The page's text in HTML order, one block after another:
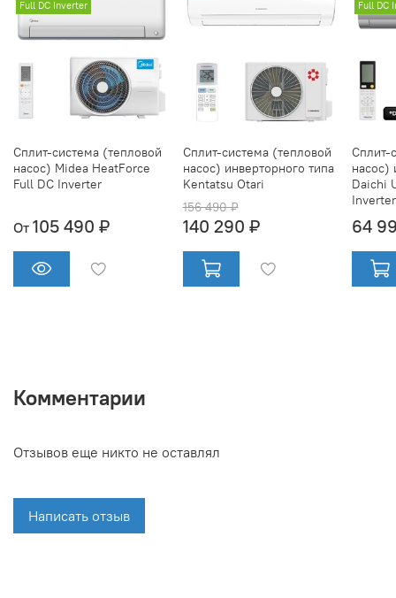
Full DC Inverter
Сплит-система (тепловой
насос) Midea HeatForce
Full DC Inverter
От 105 490 ₽
Сплит-система (тепловой
насос) инверторного типа
Kentatsu Otari
156 490 ₽
140 290 ₽
Full DC
Сплит-
насос)
Daichi
64
Комментарии
Отзывов еще никто не оставлял
Написать отзыв